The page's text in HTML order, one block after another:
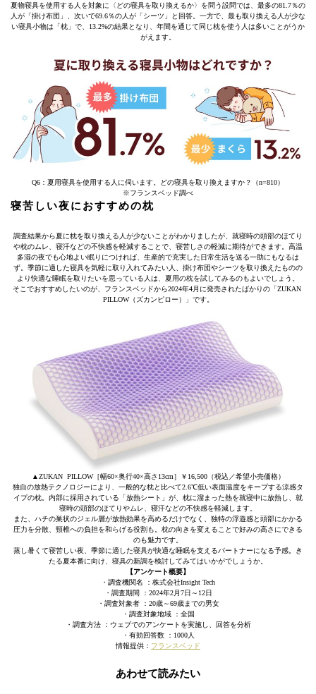
夏物寝具を使用する人を対象に〈どの寝具を取り換えるか〉を問う設問では、最多の81.7％の
人が「掛け布団」、次いで69.6％の人が「シーツ」と回答。一方で、最も取り換える人が少な
い寝具小物は「枕」で、13.2%の結果となり、年間を通じて同じ枕を使う人は多いことがうか
がえます。
Q6：夏用寝具を使用する人に伺います。どの寝具を取り換えますか？（n=810）
※フランスベッド調べ
寝苦しい夜におすすめの枕
調査結果から夏に枕を取り換える人が少ないことがわかりましたが、就寝時の頭部のほてり
や枕のムレ、寝汗などの不快感を軽減することで、寝苦しさの軽減に期待ができます。高温
多湿の夜でも心地よい眠りにつければ、生産的で充実した日常生活を送る一助にもなるは
ず。季節に適した寝具を気軽に取り入れてみたい人、掛け布団やシーツを取り換えたものの
より快適な睡眠を取りたいを思っている人は、夏用の枕を試してみるのもよいでしょう。
そこでおすすめしたいのが、フランスベッドから2024年4月に発売されたばかりの「ZUKAN
PILLOW（ズカンピロー）」です。
▲ZUKAN PILLOW［幅60×奥行40×高さ13cm］￥16,500（税込／希望小売価格）
独自の放熱テクノロジーにより、一般的な枕と比べて2.6℃低い表面温度をキープする涼感タ
イプの枕。内部に採用されている「放熱シート」が、枕に溜まった熱を就寝中に放熱し、就
寝時の頭部のほてりやムレ、寝汗などの不快感を軽減します。
また、ハチの巣状のジェル層が放熱効果を高めるだけでなく、独特の浮遊感と頭部にかかる
圧力を分散、頸椎への負担を和らげる役割も。枕の向きを変えることで好みの高さにできる
のも魅力です。
蒸し暑くて寝苦しい夜、季節に適した寝具が快適な睡眠を支えるパートナーになる予感。き
たる夏本番に向け、寝具の新調を検討してみてはいかがでしょうか。
【アンケート概要】
・調査機関名 ：株式会社Insight Tech
・調査期間 ：2024年2月7日～12日
・調査対象者 ：20歳～69歳までの男女
・調査対象地域 ：全国
・調査方法 ：ウェブでのアンケートを実施し、回答を分析
・有効回答数 ：1000人
情報提供： フランスベッド
あわせて読みたい